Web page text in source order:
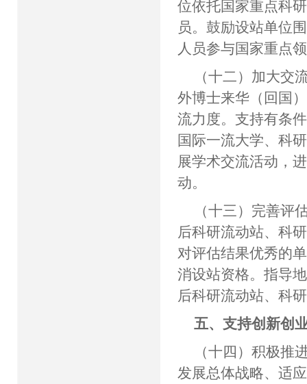
位依托国家重点科
员。鼓励设站单位
人员参与国家重点
（十二）加大交
外博士来华（回国
流力度。支持有条
国际一流大学、科
展学术交流活动，
动。
（十三）完善评
后科研流动站、科
对评估结果优秀的
消设站资格。指导
后科研流动站、科
五、支持创新创
（十四）积极推
发展总体战略、适